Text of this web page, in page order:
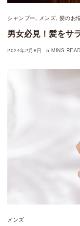
シャンプー, メンズ, 髪のお
男女必見！髪をサ
2024年2月8日 5 MINS READ
メンズ